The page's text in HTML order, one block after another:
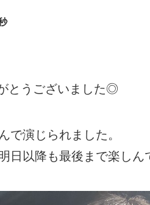
とうございました◎
で演じられました。
日以降も最後まで楽しん